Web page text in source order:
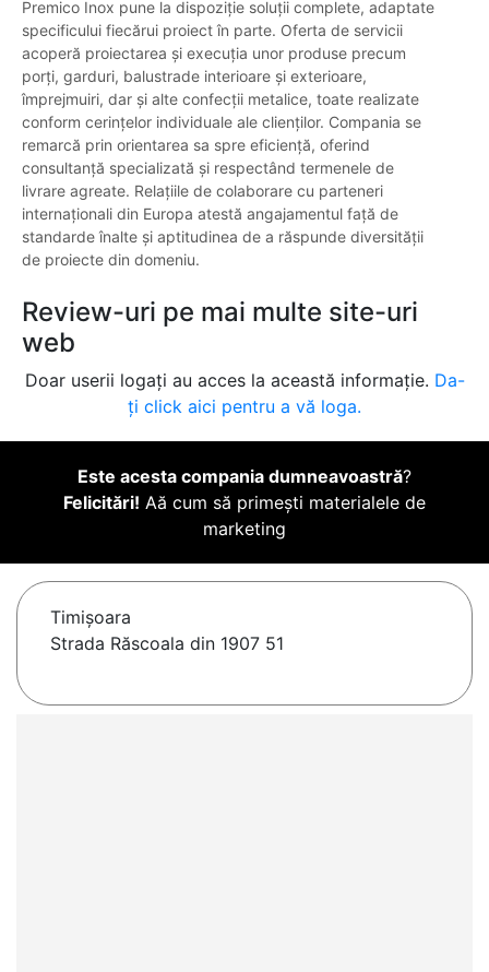
Premico Inox pune la dispoziție soluții complete, adaptate
specificului fiecărui proiect în parte. Oferta de servicii
acoperă proiectarea și execuția unor produse precum
porți, garduri, balustrade interioare și exterioare,
împrejmuiri, dar și alte confecții metalice, toate realizate
conform cerințelor individuale ale clienților. Compania se
remarcă prin orientarea sa spre eficiență, oferind
consultanță specializată și respectând termenele de
livrare agreate. Relațiile de colaborare cu parteneri
internaționali din Europa atestă angajamentul față de
standarde înalte și aptitudinea de a răspunde diversității
de proiecte din domeniu.
Review-uri pe mai multe site-uri
web
Doar userii logați au acces la această informație. Da-
ți click aici pentru a vă loga.
Este acesta compania dumneavoastră?
Felicitări! Aă cum să primești materialele de
marketing
Timişoara
Strada Răscoala din 1907 51